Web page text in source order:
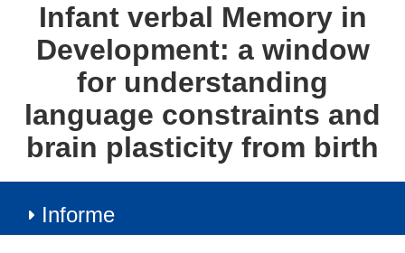
Infant verbal Memory in
Development: a window
for understanding
language constraints and
brain plasticity from birth
Informe